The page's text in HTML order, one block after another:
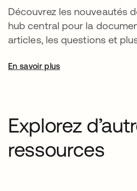
Découvrez les nouveautés
hub central pour la
articles, les questions et
En savoir plus
Explorez
ressources